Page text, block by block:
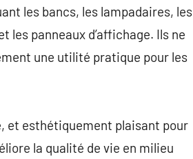
les bancs, les lampadaires, les
les panneaux d’affichage. Ils ne
une utilité pratique pour les
et esthétiquement plaisant pour
la qualité de vie en milieu